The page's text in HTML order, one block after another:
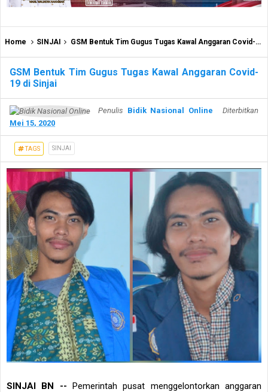
Home SINJAI GSM Bentuk Tim Gugus Tugas Kawal Anggaran Covid-19 di Sinjai
GSM Bentuk Tim Gugus Tugas Kawal Anggaran Covid-
19 di Sinjai
Penulis Bidik Nasional Online
Diterbitkan
Mei 15, 2020
TAGS SINJAI
SINJAI BN -- Pemerintah pusat menggelontorkan anggaran